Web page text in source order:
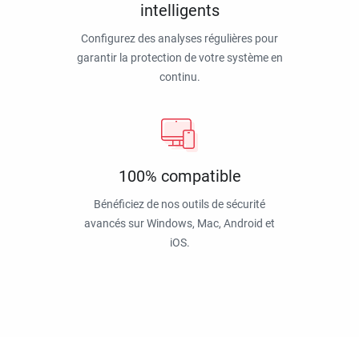
intelligents
Configurez des analyses régulières pour
garantir la protection de votre système en
continu.
100% compatible
Bénéficiez de nos outils de sécurité
avancés sur Windows, Mac, Android et
iOS.